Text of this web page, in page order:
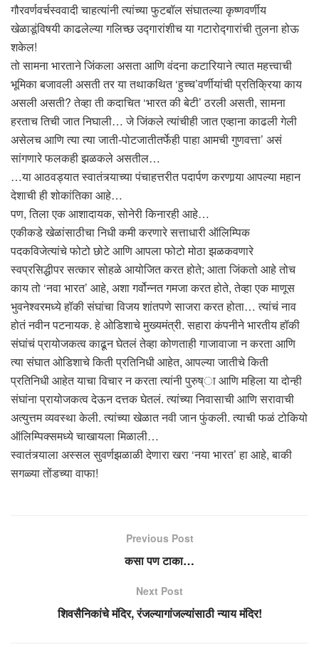
गौरवर्णवर्चस्ववादी चाहत्यांनी त्यांच्या फुटबॉल संघातल्या कृष्णवर्णीय
खेळाडूंविषयी काढलेल्या गलिच्छ उद्गारांशीच या गटारोद्गारांची तुलना होऊ
शकेल!
तो सामना भारताने जिंकला असता आणि वंदना कटारियाने त्यात महत्त्वाची
भूमिका बजावली असती तर या तथाकथित ‘हुच्च’वर्णीयांची प्रतिक्रिया काय
असली असती? तेव्हा ती कदाचित ‘भारत की बेटी’ ठरली असती, सामना
हरताच तिची जात निघाली… जे जिंकले त्यांचीही जात एव्हाना काढली गेली
असेलच आणि त्या त्या जाती-पोटजातीतर्फेही पाहा आमची गुणवत्ता’ असं
सांगणारे फलकही झळकले असतील…
…या आठवड्यात स्वातंत्र्याच्या पंचाहत्तरीत पदार्पण करणार्‍या आपल्या महान
देशाची ही शोकांतिका आहे…
पण, तिला एक आशादायक, सोनेरी किनारही आहे…
एकीकडे खेळांसाठीचा निधी कमी करणारे सत्ताधारी ऑलिम्पिक
पदकविजेत्यांचे फोटो छोटे आणि आपला फोटो मोठा झळकवणारे
स्वप्रसिद्धीपर सत्कार सोहळे आयोजित करत होते; आता जिंकतो आहे तोच
काय तो ‘नवा भारत’ आहे, अशा गर्वोन्नत गमजा करत होते, तेव्हा एक माणूस
भुवनेश्वरमध्ये हॉकी संघांचा विजय शांतपणे साजरा करत होता… त्यांचं नाव
होतं नवीन पटनायक. हे ओडिशाचे मुख्यमंत्री. सहारा कंपनीने भारतीय हॉकी
संघांचं प्रायोजकत्व काढून घेतलं तेव्हा कोणताही गाजावाजा न करता आणि
त्या संघात ओडिशाचे किती प्रतिनिधी आहेत, आपल्या जातीचे किती
प्रतिनिधी आहेत याचा विचार न करता त्यांनी पुरुष्ा आणि महिला या दोन्ही
संघांना प्रायोजकत्व देऊन दत्तक घेतलं. त्यांच्या निवासाची आणि सरावाची
अत्युत्तम व्यवस्था केली. त्यांच्या खेळात नवी जान फुंकली. त्याची फळं टोकियो
ऑलिम्पिक्समध्ये चाखायला मिळाली…
स्वातंत्र्याला अस्सल सुवर्णझळाळी देणारा खरा ‘नया भारत’ हा आहे, बाकी
सगळ्या तोंडच्या वाफा!
Previous Post
कसा पण टाका…
Next Post
शिवसैनिकांचे मंदिर, रंजल्यागांजल्यांसाठी न्याय मंदिर!